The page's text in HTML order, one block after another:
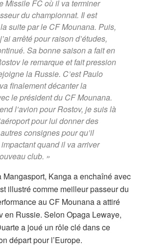
Missile FC où il va terminer
du championnat. Il est
suite par le CF Mounana. Puis,
arrêté pour raison d’études,
Sa bonne saison a fait en
le remarque et fait pression
la Russie. C’est Paulo
finalement décanter la
le président du CF Mounana.
l’avion pour Rostov, je suis là
pour lui donner des
consignes pour qu’il
quand il va arriver
club. »
Mangasport, Kanga a enchaîné avec
illustré comme meilleur passeur du
au CF Mounana a attiré
en Russie. Selon Opaga Lewaye,
a joué un rôle clé dans ce
départ pour l’Europe.